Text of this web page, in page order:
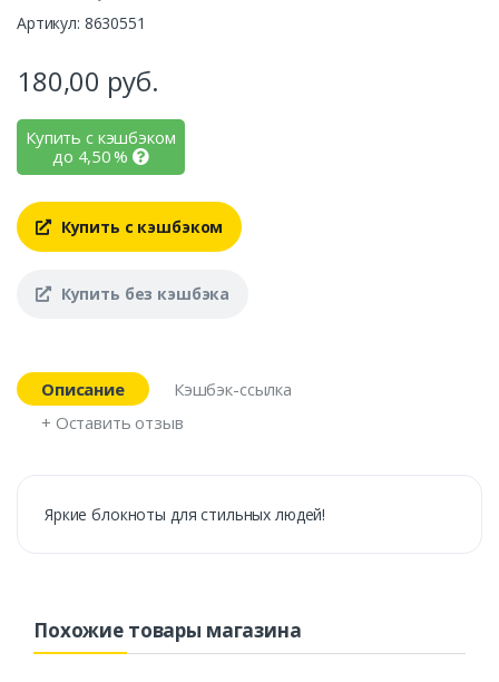
Артикул: 8630551
180,00 руб.
Купить с кэшбэком
до 4,50%
Купить с кэшбэком
Купить без кэшбэка
Описание
Кэшбэк-ссылка
+ Оставить отзыв
Яркие блокноты для стильных людей!
Похожие товары магазина